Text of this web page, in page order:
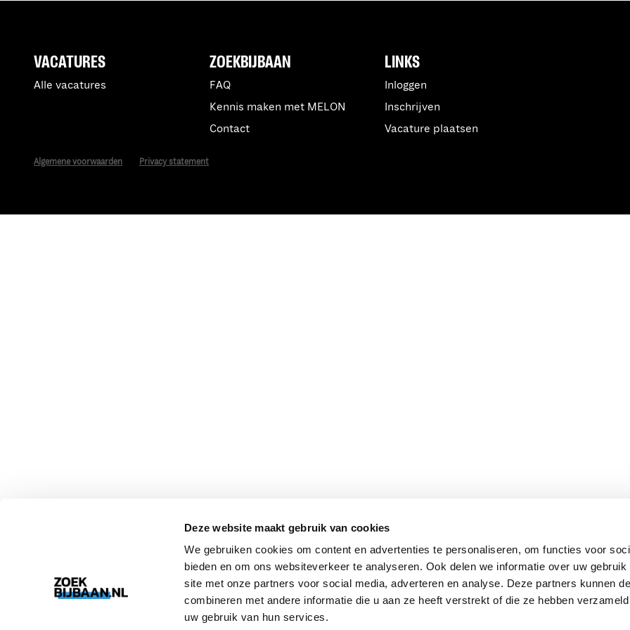
Deze website maakt gebruik van cookies
We gebruiken cookies om content en advertenties te personaliseren, om functies voor
bieden en om ons websiteverkeer te analyseren. Ook delen we informatie over uw gebruik
site met onze partners voor social media, adverteren en analyse. Deze partners kunnen
combineren met andere informatie die u aan ze heeft verstrekt of die ze hebben
uw gebruik van hun services.
LINKS
Inloggen
Inschrijven
Vacature plaatsen
ZOEKBIJBAAN
FAQ
Kennis maken met MELON
Contact
VACATURES
Alle vacatures
Algemene voorwaarden Privacy statement